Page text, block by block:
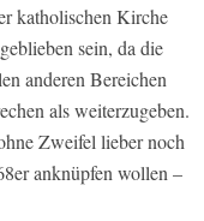
katholischen Kirche
sein, da die
anderen Bereichen
als weiterzugeben.
Zweifel lieber noch
anknüpfen wollen –